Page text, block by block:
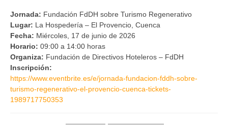
Jornada: Fundación FdDH sobre Turismo Regenerativo
Lugar: La Hospedería – El Provencio, Cuenca
Fecha: Miércoles, 17 de junio de 2026
Horario: 09:00 a 14:00 horas
Organiza: Fundación de Directivos Hoteleros – FdDH
Inscripción:
https://www.eventbrite.es/e/jornada-fundacion-fddh-sobre-
turismo-regenerativo-el-provencio-cuenca-tickets-
1989717750353